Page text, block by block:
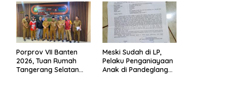
Porprov VII Banten
2026, Tuan Rumah
Tangerang Selatan
Meski Sudah di LP,
Pelaku Penganiayaan
Anak di Pandeglang